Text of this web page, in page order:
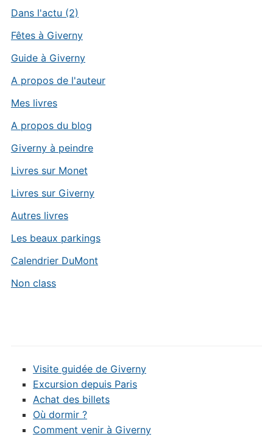
Dans l'actu (2)
Fêtes à Giverny
Guide à Giverny
A propos de l'auteur
Mes livres
A propos du blog
Giverny à peindre
Livres sur Monet
Livres sur Giverny
Autres livres
Les beaux parkings
Calendrier DuMont
Non class
Visite guidée de Giverny
Excursion depuis Paris
Achat des billets
Où dormir ?
Comment venir à Giverny